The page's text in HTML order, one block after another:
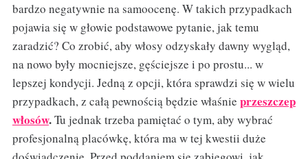
bardzo negatywnie na samoocenę. W takich przypadkach
pojawia się w głowie podstawowe pytanie, jak temu
zaradzić? Co zrobić, aby włosy odzyskały dawny wygląd,
na nowo były mocniejsze, gęściejsze i po prostu... w
lepszej kondycji. Jedną z opcji, która sprawdzi się w wielu
przypadkach, z całą pewnością będzie właśnie przeszczep
włosów.Tu jednak trzeba pamiętać o tym, aby wybrać
profesjonalną placówkę, która ma w tej kwestii duże